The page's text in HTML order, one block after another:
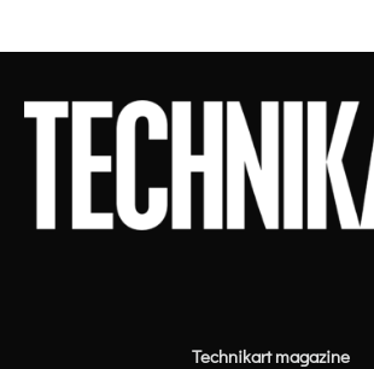
Technikart magazine